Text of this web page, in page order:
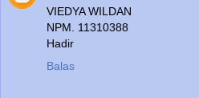
VIEDYA WILDAN
NPM. 11310388
Hadir
Balas